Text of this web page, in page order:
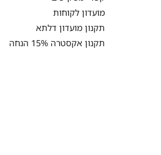
מועדון לקוחות
תקנון מועדון דלתא
תקנון אקסטרה 15% הנחה